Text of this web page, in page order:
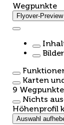
Wegpunkte
Flyover-
Karten
9 Wegpunkte
Nichts
Höhenprofil
Auswahl